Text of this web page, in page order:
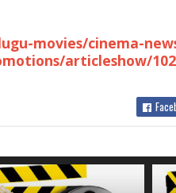
movies/cinema-
articleshow/